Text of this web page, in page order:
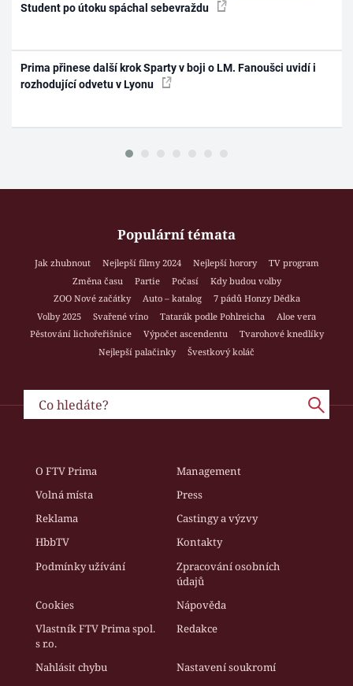
Student po útoku spáchal sebevraždu
Prima přinese další krok Sparty v boji o LM. Fanoušci uvidí i
rozhodující odvetu v Lyonu
Populární témata
Jak zhubnout Nejlepší filmy 2024 Nejlepší horory
TV program
Změna času
Partie Počasí
Kdy budou volby
ZOO Nové začátky
Auto – katalog
7 pádů Honzy Dědka
Volby 2025
Svařené víno Tatarák podle Pohlreicha
Aloe vera
Pěstování lichořeřišnice
Výpočet ascendentu
Tvarohové knedlíky
Nejlepší palačinky
Švestkový koláč
O FTV Prima
Management
Volná místa
Press
Reklama
Castingy a výzvy
HbbTV
Kontakty
Podmínky užívání
Zpracování osobních
údajů
Cookies
Nápověda
Vlastník FTV Prima spol.
s r.o.
Redakce
Nahlásit chybu Nastavení soukromí